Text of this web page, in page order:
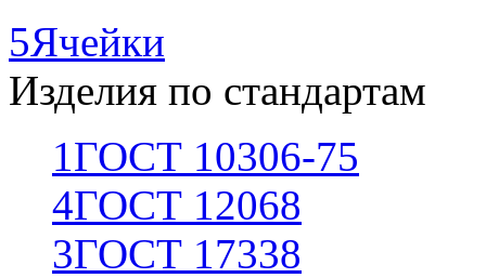
5Ячейки
Изделия по стандартам
1ГОСТ 10306-75
4ГОСТ 12068
3ГОСТ 17338